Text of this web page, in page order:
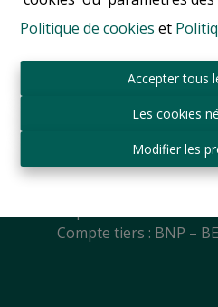
Politique de cookies et
Accepter tous
Les cookies
Modifier les
Sint-
3090
Tél:+ 32 2
T.V.A.: BE
Agent
Agréation IPI
Compte tiers : BNP –